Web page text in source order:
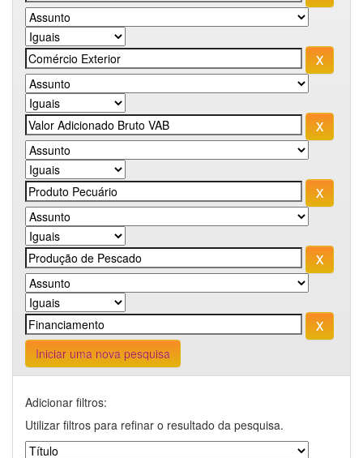
Iniciar uma nova pesquisa
Adicionar filtros:
Utilizar filtros para refinar o resultado da pesquisa.